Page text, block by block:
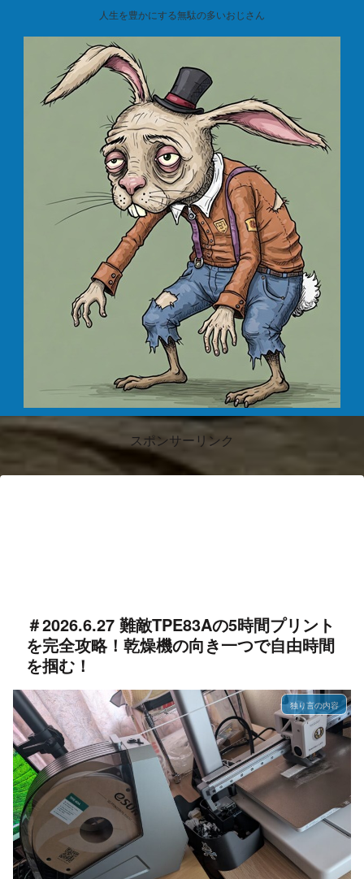
人生を豊かにする無駄の多いおじさん
スポンサーリンク
＃2026.6.27 難敵TPE83Aの5時間プリント
を完全攻略！乾燥機の向き一つで自由時間
を掴む！
独り言の内容